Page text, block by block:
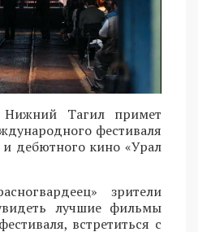
Тагил примет
фестиваля
дебютного кино «Урал
зрители
лучшие фильмы
встретиться с